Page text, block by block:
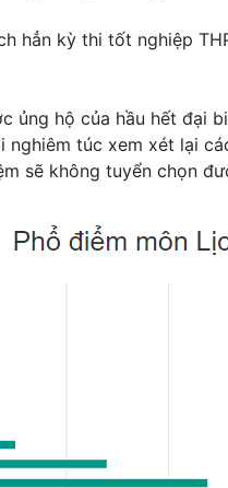
hẳn kỳ thi tốt nghiệp
ủng hộ của hầu hết đại
nghiêm túc xem xét lại
sẽ không tuyển chọn